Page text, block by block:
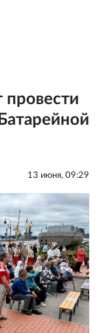
13 июня, 09:29